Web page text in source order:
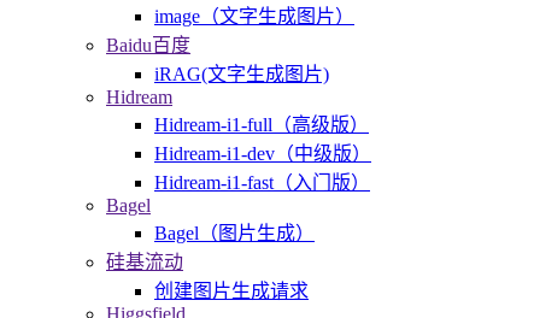
image（文字生成图片）
Baidu百度
iRAG(文字生成图片)
Hidream
Hidream-i1-full（高级版）
Hidream-i1-dev（中级版）
Hidream-i1-fast（入门版）
Bagel
Bagel（图片生成）
硅基流动
创建图片生成请求
Higgsfield